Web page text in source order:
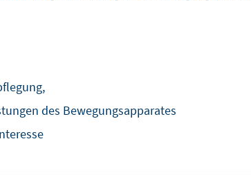
des Bewegungsapparates